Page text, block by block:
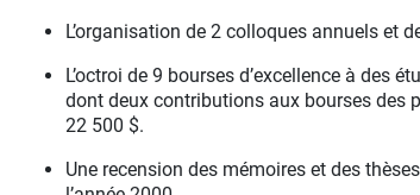
L’organisation de 2 colloques annuels et
L’octroi de 9 bourses d’excellence à des
dont deux contributions aux bourses des
22 500 $.
Une recension des mémoires et des